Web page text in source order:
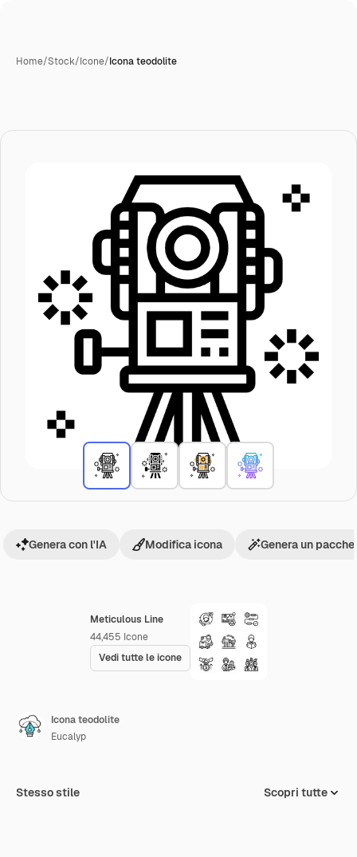
Home/Stock/Icone/Icona teodolite
Meticulous Line
44,455 Icone
Vedi tutte le icone
Genera con l'IA Modifica icona Genera un
Icona teodolite
Eucalyp
Stesso stile Scopri tutte